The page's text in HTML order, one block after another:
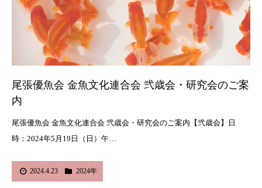
尾張優魚会 金魚文化連合会 弐歳会・研究会のご案
内
尾張優魚会 金魚文化連合会 弐歳会・研究会のご案内【弐歳会】日
時：2024年5月19日（日）午…
2024.4.23 2024年